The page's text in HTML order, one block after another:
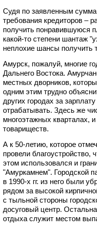
Судя по заявленным
требования кредиторов –
получить понравившуюся
какой-то степени шантаж
неплохие шансы получить
Амурск, пожалуй, многие
Дальнего Востока.
местных дворников,
одним этим трудно
других городах за
отрабатывать. Здесь же
многоэтажных кварталах,
товариществ.
А к 50-летию, которое
провели
этом использовался и
"Амуркамнем". Городской
в 1990-х гг. из него были
рядом за высокой
с тыльной стороны
досуговый центр.
отдыха служит местом